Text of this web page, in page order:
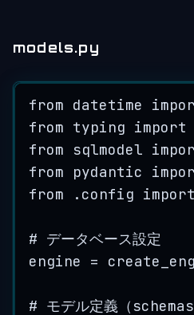
models.py
from datetime
from typing import
from sqlmodel
from pydantic
from .config import
# データベース設定
engine =
# モデル定義（